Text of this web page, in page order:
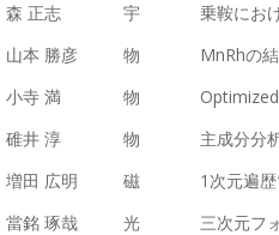
森 正志
宇
乗鞍にお
山本 勝彦
物
MnRhの
小寺 満
物
碓井 淳
物
主成分分
増田 広明
磁 1次元遍
當銘 琢哉
光 三次元フ